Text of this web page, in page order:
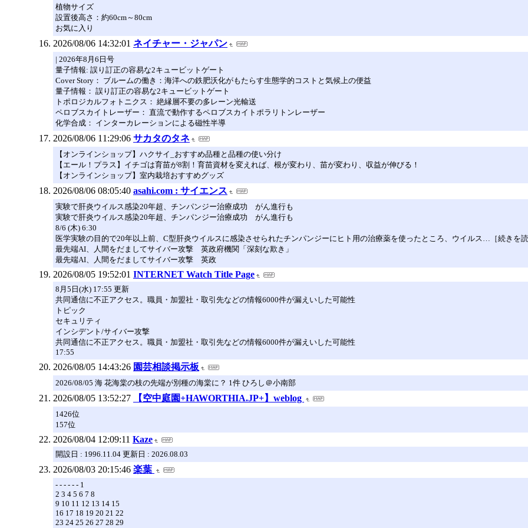
植物サイズ
設置後高さ：約60cm～80cm
お気に入り
2026/08/06 14:32:01 ネイチャー・ジャパン
| 2026年8月6日号
量子情報: 誤り訂正の容易な2キュービットゲート
Cover Story： ブルームの働き：海洋への鉄肥沃化がもたらす生態学的コストと気候上の便益
量子情報： 誤り訂正の容易な2キュービットゲート
トポロジカルフォトニクス： 絶縁層不要の多レーン光輸送
ペロブスカイトレーザー： 直流で動作するペロブスカイトポラリトンレーザー
化学合成： インターカレーションによる磁性半導
2026/08/06 11:29:06 サカタのタネ
【オンラインショップ】ハクサイ_おすすめ品種と品種の使い分け
【エール！プラス】イチゴは育苗が8割！育苗資材を変えれば、根が変わり、苗が変わり、収益が伸びる！
【オンラインショップ】室内栽培おすすめグッズ
2026/08/06 08:05:40 asahi.com : サイエンス
実験で肝炎ウイルス感染20年超、チンパンジー治療成功 がん進行も
実験で肝炎ウイルス感染20年超、チンパンジー治療成功 がん進行も
8/6 (木) 6:30
医学実験の目的で20年以上前、C型肝炎ウイルスに感染させられたチンパンジーにヒト用の治療薬を使ったところ、ウイルス…［続きを
最先端AI、人間をだましてサイバー攻撃 英政府機関「深刻な欺き」
最先端AI、人間をだましてサイバー攻撃 英政
2026/08/05 19:52:01 INTERNET Watch Title Page
8月5日(水) 17:55 更新
共同通信に不正アクセス。職員・加盟社・取引先などの情報6000件が漏えいした可能性
トピック
セキュリティ
インシデント/サイバー攻撃
共同通信に不正アクセス。職員・加盟社・取引先などの情報6000件が漏えいした可能性
17:55
2026/08/05 14:43:26 園芸相談掲示板
2026/08/05 海 花海棠の枝の先端が別種の海棠に？ 1件 ひろし＠小南部
2026/08/05 13:52:27 【空中庭園+HAWORTHIA.JP+】weblog
1426位
157位
2026/08/04 12:09:11 Kaze
開設日 : 1996.11.04 更新日 : 2026.08.03
2026/08/03 20:15:46 楽葉
- - - - - - 1
2 3 4 5 6 7 8
9 10 11 12 13 14 15
16 17 18 19 20 21 22
23 24 25 26 27 28 29